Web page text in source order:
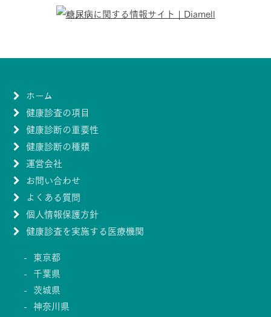
ホーム
健康診査の項目
健康診断の重要性
健康診断の種類
運営会社
お問い合わせ
よくある質問
個人情報保護方針
健康診査を実施する医療機関
東京都
千葉県
茨城県
神奈川県